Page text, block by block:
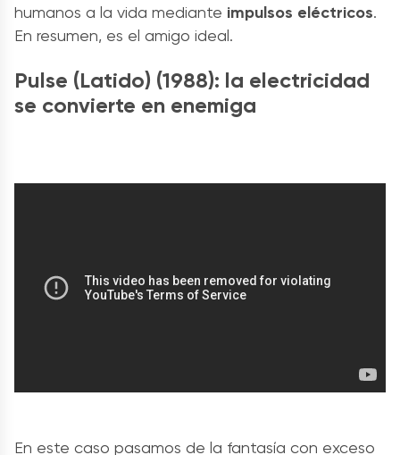
humanos a la vida mediante impulsos eléctricos.
En resumen, es el amigo ideal.
Pulse (Latido) (1988): la electricidad
se convierte en enemiga
En este caso pasamos de la fantasía con exceso